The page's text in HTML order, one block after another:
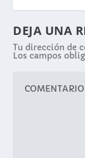
DEJA UNA
Tu dirección de
Los campos